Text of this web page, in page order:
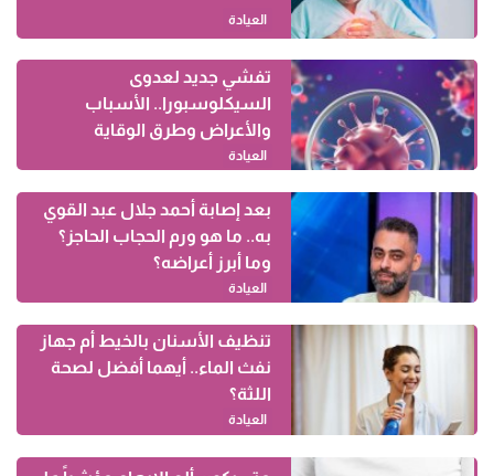
العيادة
تفشي جديد لعدوى
السيكلوسبورا.. الأسباب
والأعراض وطرق الوقاية
العيادة
بعد إصابة أحمد جلال عبد القوي
به.. ما هو ورم الحجاب الحاجز؟
وما أبرز أعراضه؟
العيادة
تنظيف الأسنان بالخيط أم جهاز
نفث الماء.. أيهما أفضل لصحة
اللثة؟
العيادة